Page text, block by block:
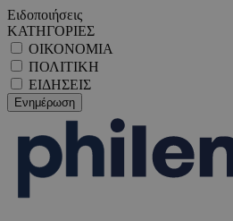
Ειδοποιήσεις
ΚΑΤΗΓΟΡΙΕΣ
ΟΙΚΟΝΟΜΙΑ
ΠΟΛΙΤΙΚΗ
ΕΙΔΗΣΕΙΣ